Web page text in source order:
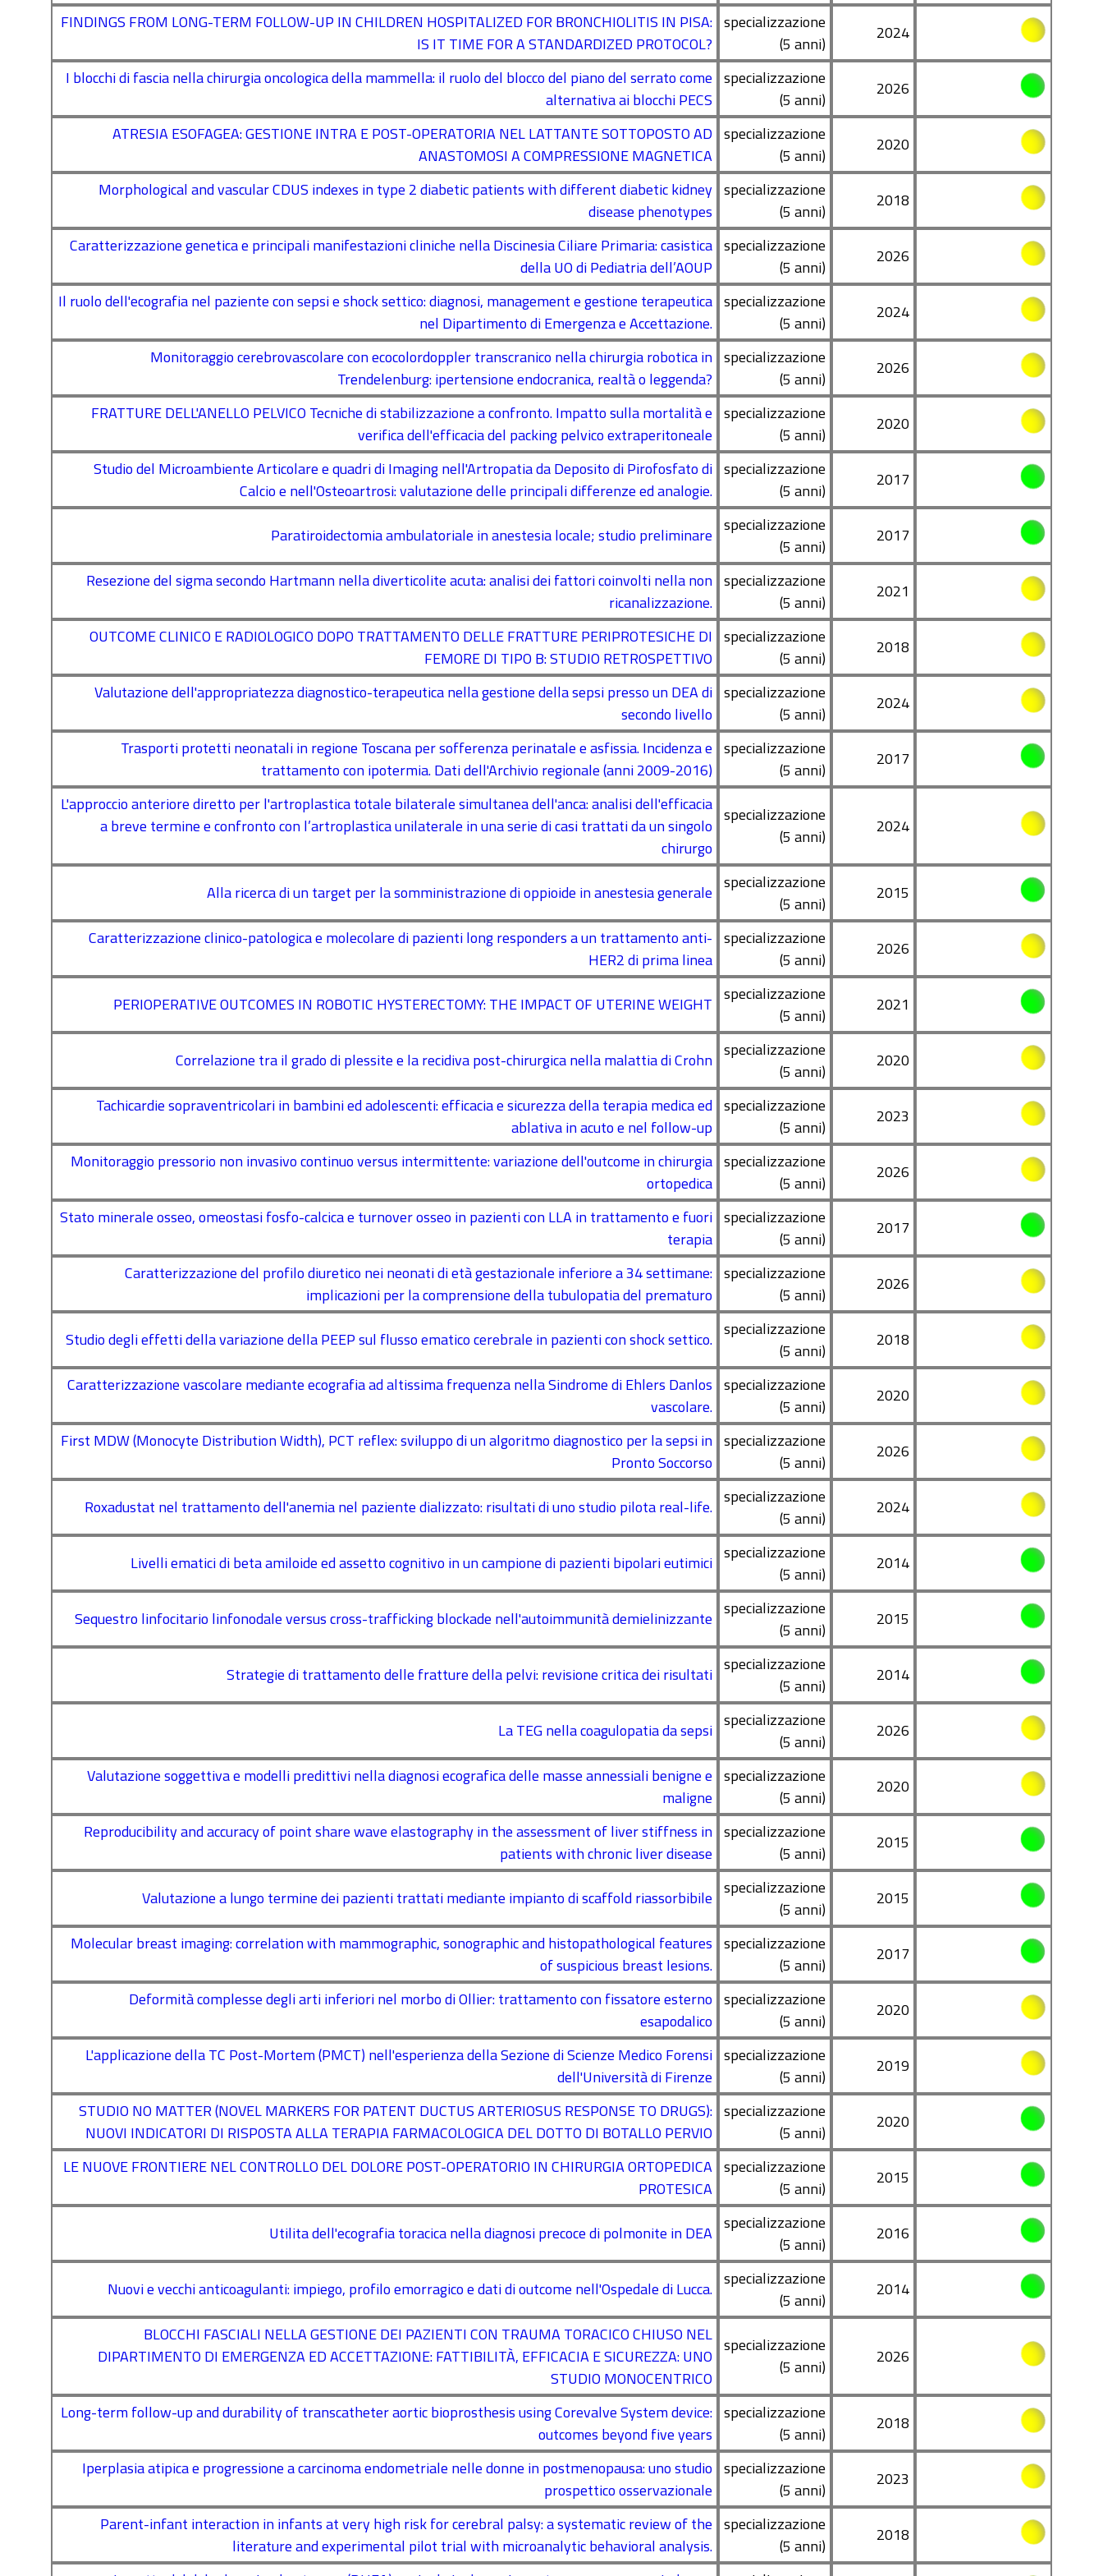
FINDINGS FROM LONG-TERM FOLLOW-UP IN CHILDREN HOSPITALIZED FOR BRONCHIOLITIS IN PISA:
IS IT TIME FOR A STANDARDIZED PROTOCOL?
specializzazione
(5 anni)
2024
I blocchi di fascia nella chirurgia oncologica della mammella: il ruolo del blocco del piano del serrato come
alternativa ai blocchi PECS
specializzazione
(5 anni)
2026
ATRESIA ESOFAGEA: GESTIONE INTRA E POST-OPERATORIA NEL LATTANTE SOTTOPOSTO AD
ANASTOMOSI A COMPRESSIONE MAGNETICA
specializzazione
(5 anni)
2020
Morphological and vascular CDUS indexes in type 2 diabetic patients with different diabetic kidney
disease phenotypes
specializzazione
(5 anni)
2018
Caratterizzazione genetica e principali manifestazioni cliniche nella Discinesia Ciliare Primaria: casistica
della UO di Pediatria dell’AOUP
specializzazione
(5 anni)
2026
Il ruolo dell'ecografia nel paziente con sepsi e shock settico: diagnosi, management e gestione terapeutica
nel Dipartimento di Emergenza e Accettazione.
specializzazione
(5 anni)
2024
Monitoraggio cerebrovascolare con ecocolordoppler transcranico nella chirurgia robotica in
Trendelenburg: ipertensione endocranica, realtà o leggenda?
specializzazione
(5 anni)
2026
FRATTURE DELL'ANELLO PELVICO Tecniche di stabilizzazione a confronto. Impatto sulla mortalità e
verifica dell'efficacia del packing pelvico extraperitoneale
specializzazione
(5 anni)
2020
Studio del Microambiente Articolare e quadri di Imaging nell'Artropatia da Deposito di Pirofosfato di
Calcio e nell'Osteoartrosi: valutazione delle principali differenze ed analogie.
specializzazione
(5 anni)
2017
Paratiroidectomia ambulatoriale in anestesia locale; studio preliminare specializzazione
(5 anni)
2017
Resezione del sigma secondo Hartmann nella diverticolite acuta: analisi dei fattori coinvolti nella non
ricanalizzazione.
specializzazione
(5 anni)
2021
OUTCOME CLINICO E RADIOLOGICO DOPO TRATTAMENTO DELLE FRATTURE PERIPROTESICHE DI
FEMORE DI TIPO B: STUDIO RETROSPETTIVO
specializzazione
(5 anni)
2018
Valutazione dell'appropriatezza diagnostico-terapeutica nella gestione della sepsi presso un DEA di
secondo livello
specializzazione
(5 anni)
2024
Trasporti protetti neonatali in regione Toscana per sofferenza perinatale e asfissia. Incidenza e
trattamento con ipotermia. Dati dell'Archivio regionale (anni 2009-2016)
specializzazione
(5 anni)
2017
L'approccio anteriore diretto per l'artroplastica totale bilaterale simultanea dell'anca: analisi dell'efficacia
a breve termine e confronto con l’artroplastica unilaterale in una serie di casi trattati da un singolo
chirurgo
specializzazione
(5 anni)
2024
Alla ricerca di un target per la somministrazione di oppioide in anestesia generale specializzazione
(5 anni)
2015
Caratterizzazione clinico-patologica e molecolare di pazienti long responders a un trattamento anti-
HER2 di prima linea
specializzazione
(5 anni)
2026
PERIOPERATIVE OUTCOMES IN ROBOTIC HYSTERECTOMY: THE IMPACT OF UTERINE WEIGHT specializzazione
(5 anni)
2021
Correlazione tra il grado di plessite e la recidiva post-chirurgica nella malattia di Crohn specializzazione
(5 anni)
2020
Tachicardie sopraventricolari in bambini ed adolescenti: efficacia e sicurezza della terapia medica ed
ablativa in acuto e nel follow-up
specializzazione
(5 anni)
2023
Monitoraggio pressorio non invasivo continuo versus intermittente: variazione dell'outcome in chirurgia
ortopedica
specializzazione
(5 anni)
2026
Stato minerale osseo, omeostasi fosfo-calcica e turnover osseo in pazienti con LLA in trattamento e fuori
terapia
specializzazione
(5 anni)
2017
Caratterizzazione del profilo diuretico nei neonati di età gestazionale inferiore a 34 settimane:
implicazioni per la comprensione della tubulopatia del prematuro
specializzazione
(5 anni)
2026
Studio degli effetti della variazione della PEEP sul flusso ematico cerebrale in pazienti con shock settico. specializzazione
(5 anni)
2018
Caratterizzazione vascolare mediante ecografia ad altissima frequenza nella Sindrome di Ehlers Danlos
vascolare.
specializzazione
(5 anni)
2020
First MDW (Monocyte Distribution Width), PCT reflex: sviluppo di un algoritmo diagnostico per la sepsi in
Pronto Soccorso
specializzazione
(5 anni)
2026
Roxadustat nel trattamento dell'anemia nel paziente dializzato: risultati di uno studio pilota real-life. specializzazione
(5 anni)
2024
Livelli ematici di beta amiloide ed assetto cognitivo in un campione di pazienti bipolari eutimici specializzazione
(5 anni)
2014
Sequestro linfocitario linfonodale versus cross-trafficking blockade nell'autoimmunità demielinizzante specializzazione
(5 anni)
2015
Strategie di trattamento delle fratture della pelvi: revisione critica dei risultati specializzazione
(5 anni)
2014
La TEG nella coagulopatia da sepsi specializzazione
(5 anni)
2026
Valutazione soggettiva e modelli predittivi nella diagnosi ecografica delle masse annessiali benigne e
maligne
specializzazione
(5 anni)
2020
Reproducibility and accuracy of point share wave elastography in the assessment of liver stiffness in
patients with chronic liver disease
specializzazione
(5 anni)
2015
Valutazione a lungo termine dei pazienti trattati mediante impianto di scaffold riassorbibile specializzazione
(5 anni)
2015
Molecular breast imaging: correlation with mammographic, sonographic and histopathological features
of suspicious breast lesions.
specializzazione
(5 anni)
2017
Deformità complesse degli arti inferiori nel morbo di Ollier: trattamento con fissatore esterno
esapodalico
specializzazione
(5 anni)
2020
L'applicazione della TC Post-Mortem (PMCT) nell'esperienza della Sezione di Scienze Medico Forensi
dell'Università di Firenze
specializzazione
(5 anni)
2019
STUDIO NO MATTER (NOVEL MARKERS FOR PATENT DUCTUS ARTERIOSUS RESPONSE TO DRUGS):
NUOVI INDICATORI DI RISPOSTA ALLA TERAPIA FARMACOLOGICA DEL DOTTO DI BOTALLO PERVIO
specializzazione
(5 anni)
2020
LE NUOVE FRONTIERE NEL CONTROLLO DEL DOLORE POST-OPERATORIO IN CHIRURGIA ORTOPEDICA
PROTESICA
specializzazione
(5 anni)
2015
Utilita dell'ecografia toracica nella diagnosi precoce di polmonite in DEA specializzazione
(5 anni)
2016
Nuovi e vecchi anticoagulanti: impiego, profilo emorragico e dati di outcome nell'Ospedale di Lucca. specializzazione
(5 anni)
2014
BLOCCHI FASCIALI NELLA GESTIONE DEI PAZIENTI CON TRAUMA TORACICO CHIUSO NEL
DIPARTIMENTO DI EMERGENZA ED ACCETTAZIONE: FATTIBILITÀ, EFFICACIA E SICUREZZA: UNO
STUDIO MONOCENTRICO
specializzazione
(5 anni)
2026
Long-term follow-up and durability of transcatheter aortic bioprosthesis using Corevalve System device:
outcomes beyond five years
specializzazione
(5 anni)
2018
Iperplasia atipica e progressione a carcinoma endometriale nelle donne in postmenopausa: uno studio
prospettico osservazionale
specializzazione
(5 anni)
2023
Parent-infant interaction in infants at very high risk for cerebral palsy: a systematic review of the
literature and experimental pilot trial with microanalytic behavioral analysis.
specializzazione
(5 anni)
2018